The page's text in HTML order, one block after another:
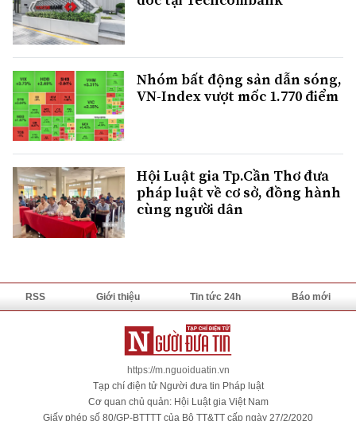
Nhóm bất động sản dẫn sóng,
VN-Index vượt mốc 1.770 điểm
Hội Luật gia Tp.Cần Thơ đưa
pháp luật về cơ sở, đồng hành
cùng người dân
RSS Giới thiệu Tin tức 24h Báo mới
https://m.nguoiduatin.vn
Tạp chí điện tử Người đưa tin Pháp luật
Cơ quan chủ quản: Hội Luật gia Việt Nam
Giấy phép số 80/GP-BTTTT của Bộ TT&TT cấp ngày 27/2/2020